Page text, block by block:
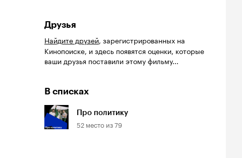
Друзья
Найдите друзей, зарегистрированных на
Кинопоиске, и здесь появятся оценки, которые
ваши друзья поставили этому фильму...
В списках
Про политику
52 место из79